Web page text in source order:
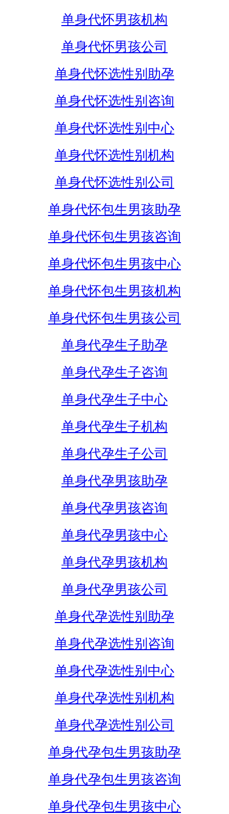
单身代怀男孩机构
单身代怀男孩公司
单身代怀选性别助孕
单身代怀选性别咨询
单身代怀选性别中心
单身代怀选性别机构
单身代怀选性别公司
单身代怀包生男孩助孕
单身代怀包生男孩咨询
单身代怀包生男孩中心
单身代怀包生男孩机构
单身代怀包生男孩公司
单身代孕生子助孕
单身代孕生子咨询
单身代孕生子中心
单身代孕生子机构
单身代孕生子公司
单身代孕男孩助孕
单身代孕男孩咨询
单身代孕男孩中心
单身代孕男孩机构
单身代孕男孩公司
单身代孕选性别助孕
单身代孕选性别咨询
单身代孕选性别中心
单身代孕选性别机构
单身代孕选性别公司
单身代孕包生男孩助孕
单身代孕包生男孩咨询
单身代孕包生男孩中心